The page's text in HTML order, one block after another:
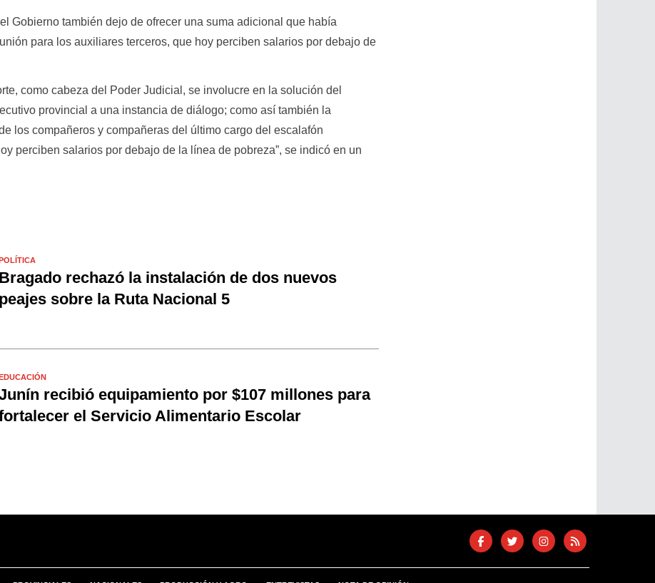
Gobierno también dejo de ofrecer una suma adicional que había
para los auxiliares terceros, que hoy perciben salarios por debajo de
como cabeza del Poder Judicial, se involucre en la solución del
provincial a una instancia de diálogo; como así también la
los compañeros y compañeras del último cargo del escalafón
perciben salarios por debajo de la línea de pobreza”, se indicó en un
Bragado rechazó la instalación de dos nuevos
peajes sobre la Ruta Nacional 5
recibió equipamiento por $107 millones para
el Servicio Alimentario Escolar